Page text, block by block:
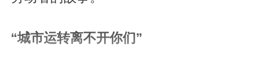
“城市运转离不开你们”